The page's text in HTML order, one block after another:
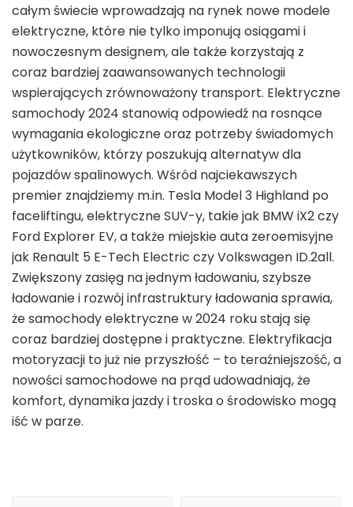
całym świecie wprowadzają na rynek nowe modele
elektryczne, które nie tylko imponują osiągami i
nowoczesnym designem, ale także korzystają z
coraz bardziej zaawansowanych technologii
wspierających zrównoważony transport. Elektryczne
samochody 2024 stanowią odpowiedź na rosnące
wymagania ekologiczne oraz potrzeby świadomych
użytkowników, którzy poszukują alternatyw dla
pojazdów spalinowych. Wśród najciekawszych
premier znajdziemy m.in. Tesla Model 3 Highland po
faceliftingu, elektryczne SUV-y, takie jak BMW iX2 czy
Ford Explorer EV, a także miejskie auta zeroemisyjne
jak Renault 5 E-Tech Electric czy Volkswagen ID.2all.
Zwiększony zasięg na jednym ładowaniu, szybsze
ładowanie i rozwój infrastruktury ładowania sprawia,
że samochody elektryczne w 2024 roku stają się
coraz bardziej dostępne i praktyczne. Elektryfikacja
motoryzacji to już nie przyszłość – to teraźniejszość, a
nowości samochodowe na prąd udowadniają, że
komfort, dynamika jazdy i troska o środowisko mogą
iść w parze.